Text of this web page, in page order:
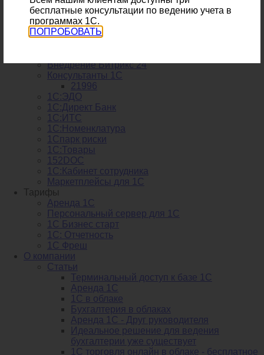
1С:Контрагент
1С СБП
Разработка интернет-магазина
Внедрение Битрикс 24
Консультанты 1С
21996
1С:ЭДО
1С:Директ Банк
1С:ИТС
1С:Номенклатура
1Спарк риски
1С:Товары
152DOC
1С:Кабинет сотрудника
Маркетплейсы для 1С
Тарифы
Аренда 1С
Персональный сервер для 1С
1С Бизнес старт
1С: Отчетность
1C Фреш
О компании
Статьи
Терминальный доступ к базе 1С
Аренда 1С
1С в облаке
Бухгалтерия в облаках
Аренда 1С - Друг руководителя
Идеальное решение для ведения
бухгалтерии уже существует
1С торговля онлайн в облаке - бесплатное
бесплатные консультации по ведению учета в
программах 1С.
ПОПРОБОВАТЬ